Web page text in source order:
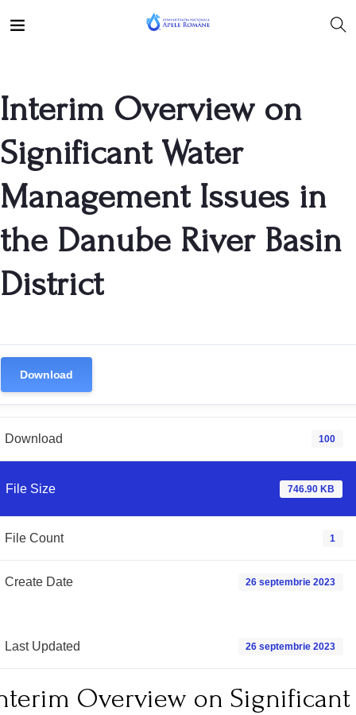
Interim Overview on
Significant Water
Management Issues in
the Danube River Basin
District
Download
Download 100
File Size 746.90 KB
File Count 1
Create Date 26 septembrie 2023
Last Updated 26 septembrie 2023
Overview on Significant